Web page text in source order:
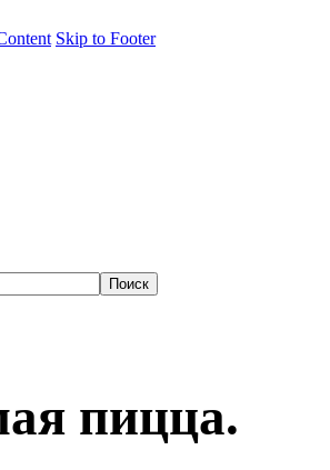
Skip to Footer
пицца.